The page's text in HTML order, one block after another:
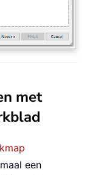
met
een